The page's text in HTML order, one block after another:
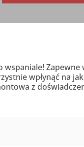
wpłynąć na
z